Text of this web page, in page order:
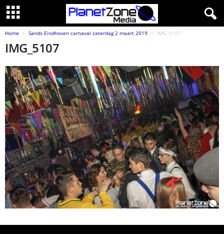
Home Sands Eindhoven carnaval zaterdag 2 maart 2019 IMG_5107
IMG_5107